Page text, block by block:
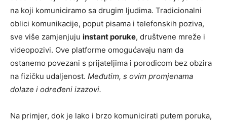
na koji komuniciramo sa drugim ljudima. Tradicionalni
oblici komunikacije, poput pisama i telefonskih poziva,
sve više zamjenjuju instant poruke, društvene mreže i
videopozivi. Ove platforme omogućavaju nam da
ostanemo povezani s prijateljima i porodicom bez obzira
na fizičku udaljenost. Međutim, s ovim promjenama
dolaze i određeni izazovi.
Na primjer, dok je lako i brzo komunicirati putem poruka,